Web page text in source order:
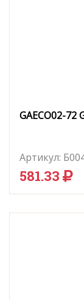
GAECO02-72
Артикул:
581.33